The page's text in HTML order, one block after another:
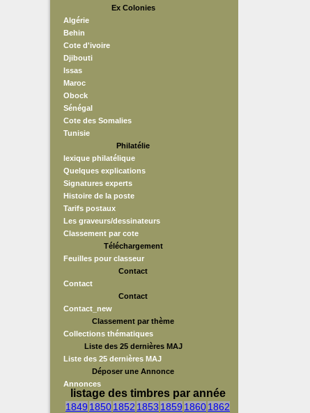
Ex Colonies
Algérie
Behin
Cote d'ivoire
Djibouti
Issas
Maroc
Obock
Sénégal
Cote des Somalies
Tunisie
Philatélie
lexique philatélique
Quelques explications
Signatures experts
Histoire de la poste
Tarifs postaux
Les graveurs/dessinateurs
Classement par cote
Téléchargement
Feuilles pour classeur
Contact
Contact
Contact
Contact_new
Classement par thème
Collections thématiques
Liste des 25 dernières MAJ
Liste des 25 dernières MAJ
Déposer une Annonce
Annonces
listage des timbres par année
1849 18501852 1853 1859 18601862